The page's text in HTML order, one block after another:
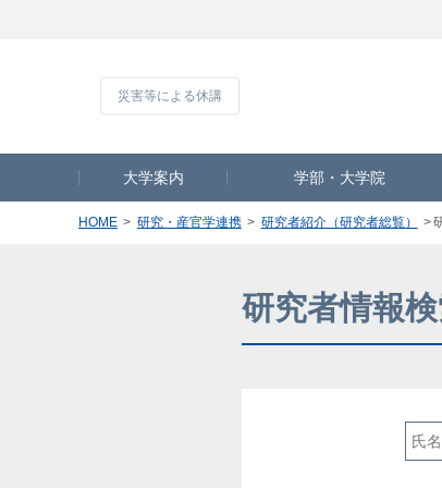
災害等による休講
大学案内 学部・大学院
HOME 研究・産官学連携 研究者紹介（研究者総覧）
研究者情報